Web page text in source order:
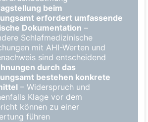
beim
erfordert umfassende
Dokumentation –
Schlafmedizinische
mit AHI-Werten und
sind entscheidend
durch das
bestehen konkrete
– Widerspruch und
Klage vor dem
können zu einer
führen